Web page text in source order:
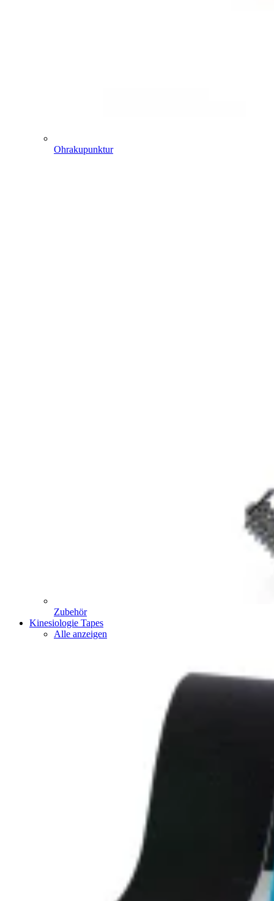
Ohrakupunktur
Zubehör
Kinesiologie Tapes
Alle anzeigen